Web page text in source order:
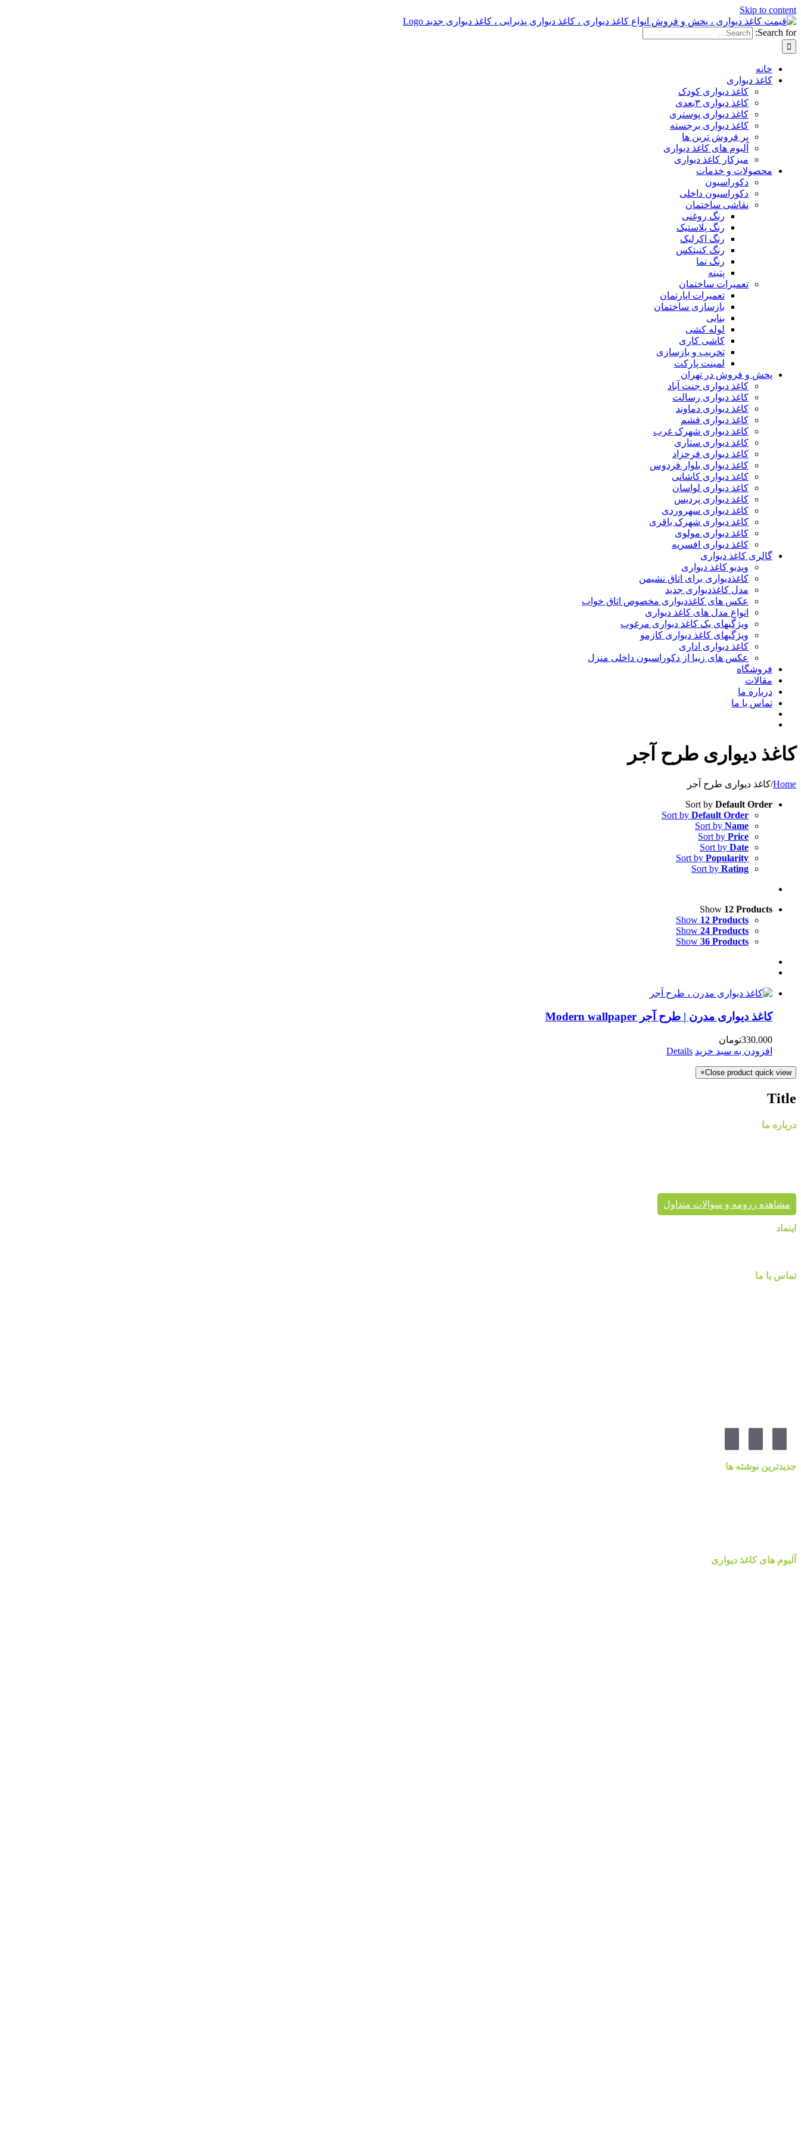
Skip to content
Search for:
خانه
کاغذ دیواری
کاغذ دیواری کودک
کاغذ دیواری ۳بعدی
کاغذ دیواری پوستری
کاغذ دیواری برجسته
پر فروش ترین ها
آلبوم های کاغذ دیواری
میزکار کاغذ دیواری
محصولات و خدمات
دکوراسیون
دکوراسیون داخلی
نقاشی ساختمان
رنگ روغنی
رنگ پلاستیک
رنگ اکرلیک
رنگ کنیتکس
رنگ نما
پتینه
تعمیرات ساختمان
تعمیرات اپارتمان
بازسازی ساختمان
بنایی
لوله کشی
کاشی کاری
تخریب و بازسازی
لمینت پارکت
پخش و فروش در تهران
کاغذ دیواری جنت آباد
کاغذ دیواری رسالت
کاغذ دیواری دماوند
کاغذ دیواری فشم
کاغذ دیواری شهرک غرب
کاغذ دیواری ستاری
کاغذ دیواری فرحزاد
کاغذ دیواری بلوار فردوس
کاغذ دیواری کاشانی
کاغذ دیواری لواسان
کاغذ دیواری پردیس
کاغذ دیواری سهروردی
کاغذ دیواری شهرک باقری
کاغذ دیواری مولوی
کاغذ دیواری افسریه
گالری کاغذ دیواری
ویدیو کاغذ دیواری
کاغذدیواری برای اتاق نشیمن
مدل کاغذدیواری جدید
عکس های کاغذدیواری مخصوص اتاق خواب
انواع مدل های کاغذ دیواری
ویژگیهای یک کاغذ دیواری مرغوب
ویژگیهای کاغذ دیواری کازمو
کاغذ دیواری اداری
عکس های زیبا از دکوراسیون داخلی منزل
فروشگاه
مقالات
درباره ما
تماس با ما
کاغذ دیواری طرح آجر
Home
/کاغذ دیواری طرح آجر
Sort by Default Order
Sort by Default Order
Sort by Name
Sort by Price
Sort by Date
Sort by Popularity
Sort by Rating
Show 12 Products
Show 12 Products
Show 24 Products
Show 36 Products
کاغذ دیواری مدرن | طرح آجر Modern wallpaper
330.000تومان
افزودن به سبد خرید Details
Close product quick view
×
Title
درباره ما
مشاهده رزومه و سوالات متداول
اینماد
تماس با ما
جدیدترین نوشته ها
آلبوم های کاغذ دیواری